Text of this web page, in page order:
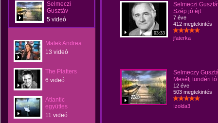
Selmeczi
Gusztáv
5 videó
Malek Andrea
13 videó
The Platters
6 videó
Atlantic
együttes
11 videó
03:33
Selmeczi
Szép jó éjt
7 éve
412 megtekintés
jfaterka
Selmeczy
Mesélj tündéri tó
12 éve
503 megtekintés
Izolda3